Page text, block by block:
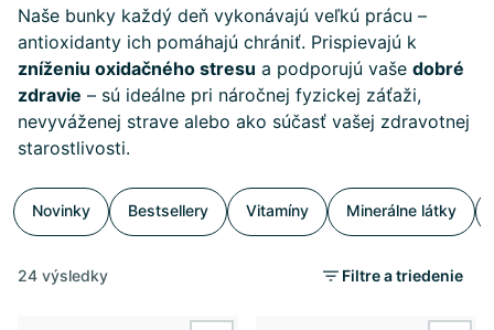
Naše bunky každý deň vykonávajú veľkú prácu –
antioxidanty ich pomáhajú chrániť. Prispievajú k
zníženiu oxidačného stresu a podporujú vaše dobré
zdravie – sú ideálne pri náročnej fyzickej záťaži,
nevyváženej strave alebo ako súčasť vašej zdravotnej
starostlivosti.
Novinky Bestsellery Vitamíny Minerálne látky
24 výsledky Filtre a triedenie